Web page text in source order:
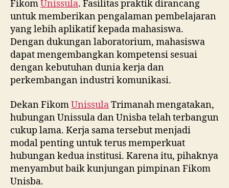
FikomUnissula. Fasilitas praktik dirancang
untuk memberikan pengalaman pembelajaran
yang lebih aplikatif kepada mahasiswa.
Dengan dukungan laboratorium, mahasiswa
dapat mengembangkan kompetensi sesuai
dengan kebutuhan dunia kerja dan
perkembangan industri komunikasi.
Dekan FikomUnissulaTrimanah mengatakan,
hubungan Unissula dan Unisba telah terbangun
cukup lama. Kerja sama tersebut menjadi
modal penting untuk terus memperkuat
hubungan kedua institusi. Karena itu, pihaknya
menyambut baik kunjungan pimpinan Fikom
Unisba.